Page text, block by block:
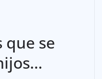
que se